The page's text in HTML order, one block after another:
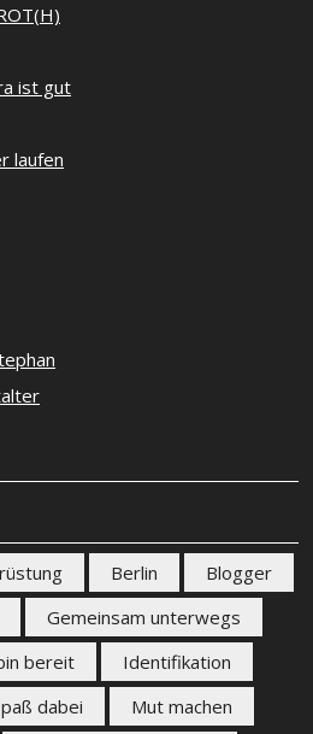
ist gut
laufen
Berlin
Blogger
Gemeinsam unterwegs
bereit
Identifikation
dabei Mut machen